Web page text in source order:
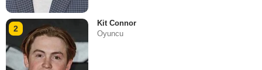
2
Kit Connor
Oyuncu